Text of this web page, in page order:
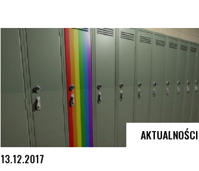
AKTUALNOŚCI
13.12.2017